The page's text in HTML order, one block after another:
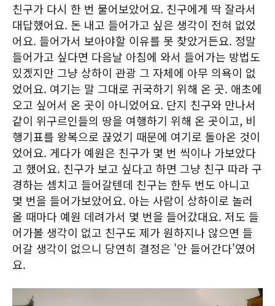
친구가 다시 한 번 물어보았어요. 친구에게 딱 잘라서
대답했어요. 돈 내고 들어가고 싶은 생각이 전혀 없었
어요. 들어가서 보아야할 이유를 못 찾았거든요. 정말
들어가고 싶다면 다음날 아침에 와서 들어가는 방법도
있겠지만 그냥 상하이 관광 그 자체에 아무 의욕이 없
었어요. 여기는 말 그대로 귀국하기 위해 온 곳. 애초에
오고 싶어서 온 곳이 아니었어요. 단지 친구와 만나서
같이 위구르인들의 땅을 여행하기 위해 온 곳이고, 비
행기표를 왕복으로 끊었기 때문에 여기로 돌아온 것이
었어요. 게다가 예원은 친구가 몇 번 씩이나 가보았다
고 했어요. 친구가 보고 싶다고 하면 그냥 친구 따라 구
경하는 셈치고 들어갈텐데 친구는 한두 번도 아니고
몇 번을 들어가보았어요. 아는 사람이 상하이로 놀러
올 때마다 예원 데려가서 몇 번을 들어갔대요. 저도 들
어가볼 생각이 없고 친구도 제가 원하지나 않으면 들
어갈 생각이 없으니 당연히 결정은 '안 들어간다'였어
요.